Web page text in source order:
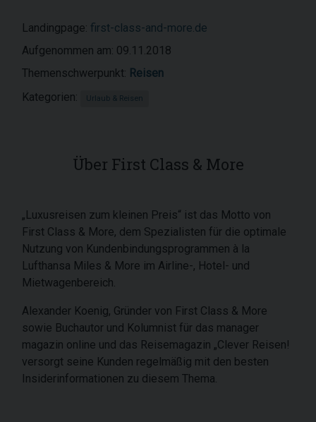
Landingpage: first-class-and-more.de
Aufgenommen am: 09.11.2018
Themenschwerpunkt: Reisen
Kategorien:
Urlaub & Reisen
Über First Class & More
„Luxusreisen zum kleinen Preis“ ist das Motto von
First Class & More, dem Spezialisten für die optimale
Nutzung von Kundenbindungsprogrammen à la
Lufthansa Miles & More im Airline-, Hotel- und
Mietwagenbereich.
Alexander Koenig, Gründer von First Class & More
sowie Buchautor und Kolumnist für das manager
magazin online und das Reisemagazin „Clever Reisen!
versorgt seine Kunden regelmäßig mit den besten
Insiderinformationen zu diesem Thema.